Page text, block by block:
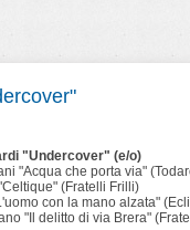
"Undercover" (e/o)
"Acqua che porta via"
(Fratelli Frilli)
con la mano alzata"
"Il delitto di via Brera"